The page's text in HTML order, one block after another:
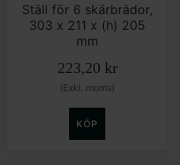
priset var: 1 975,20 kr.
nuvarande priset är: 1
Ställ för 6 skärbrädor,
303 x 211 x (h) 205
mm
223,20 kr
(Exkl. moms)
KÖP